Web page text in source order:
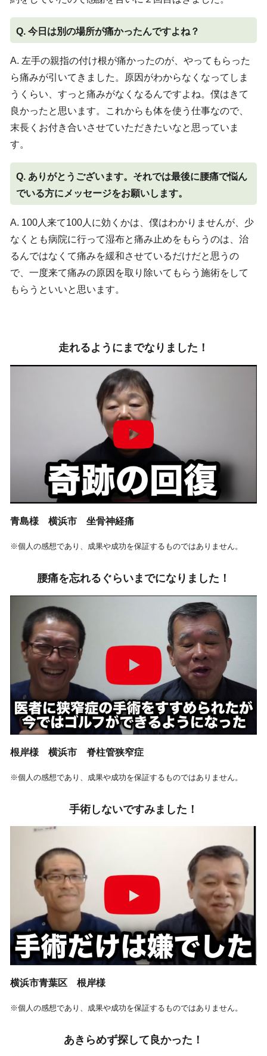
Q. 今日は別の場所が痛かったんですよね？
A. 左手の親指の付け根が痛かったのが、やってもらった
ら痛みが引いてきました。原因がわからなくなってしま
うくらい、すっと痛みがなくなるんですよね。僕はきて
良かったと思います。これからも体を使う仕事なので、
末長くお付き合いさせていただきたいなと思っていま
す。
Q. ありがとうございます。それでは最後に腰痛で悩ん
でいる方にメッセージをお願いします。
A. 100人来て100人に効くかは、僕はわかりませんが、少
なくとも病院に行って湿布と痛み止めをもらうのは、治
るんではなくて痛みを緩和させているだけだと思うの
で、一度来て痛みの原因を取り除いてもらう施術をして
もらうといいと思います。
走れるようにまでなりました！
青島様 横浜市 坐骨神経痛
※個人の感想であり、成果や成功を保証するものではありません。
腰痛を忘れるぐらいまでになりました！
根岸様 横浜市 脊柱管狭窄症
※個人の感想であり、成果や成功を保証するものではありません。
手術しないですみました！
横浜市青葉区 根岸様
※個人の感想であり、成果や成功を保証するものではありません。
あきらめず探して良かった！